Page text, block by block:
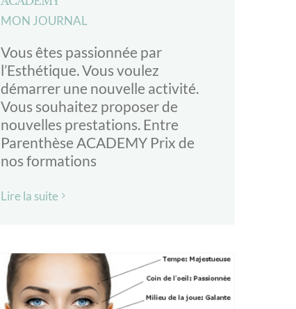
MON JOURNAL
Vous êtes passionnée par
l’Esthétique. Vous voulez
démarrer une nouvelle activité.​
Vous souhaitez proposer de
nouvelles prestations. Entre
Parenthèse ACADEMY Prix de
nos formations
Lire la suite